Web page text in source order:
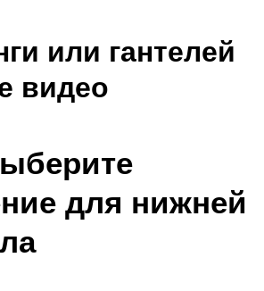
или гантелей
видео
для нижней